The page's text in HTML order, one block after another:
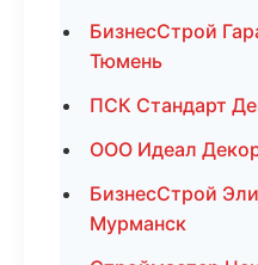
БизнесСтрой
Тюмень
ПСК Стандарт
ООО Идеал
БизнесСтрой
Мурманск